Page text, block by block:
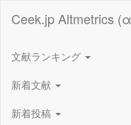
Ceek.jp Altmetrics
文献ランキング
新着文献
新着投稿